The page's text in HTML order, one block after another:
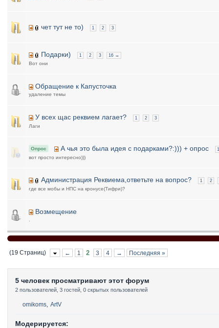
чет тут не то) 1 2 3
Подарки) 1 2 3 16 →
Вот они
Обращение к Капусточка
удаление темы
У всех щас реквием лагает? 1 2 3
Лаги
Опрос А чья это была идея с подарками?:))) + опрос 1
вот просто интересно)))
Администрация Реквиема,ответьте на вопрос? 1 2
где все мобы и НПС на кронусе(Тифри)?
Возмещение
(19 Страниц) ← 1 2 3 4 → Последняя »
5 человек просматривают этот форум
2 пользователей, 3 гостей, 0 скрытых пользователей
omikoms ArtV
Модерируется: